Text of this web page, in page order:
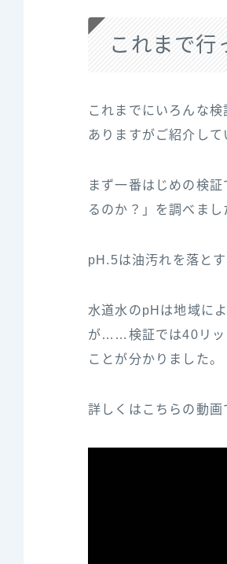
これまで行
これまでにいろんな
ありますがご紹介して
まず一番はじめの検
るのか？」を調べまし
pH.5は油汚れを落と
水道水のpHは地域に
が……検証では40リッ
ことが分かりました。
詳しくはこちらの動画